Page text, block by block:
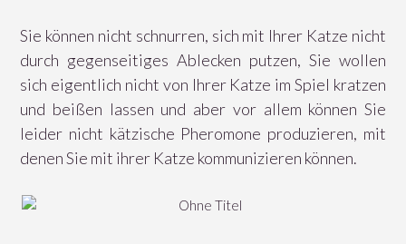
Sie können nicht schnurren, sich mit Ihrer Katze nicht
durch gegenseitiges Ablecken putzen, Sie wollen
sich eigentlich nicht von Ihrer Katze im Spiel kratzen
und beißen lassen und aber vor allem können Sie
leider nicht kätzische Pheromone produzieren, mit
denen Sie mit ihrer Katze kommunizieren können.